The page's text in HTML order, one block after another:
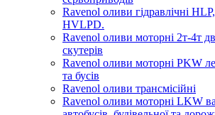
Ravenol оливи гідравлічні
HVLPD.
Ravenol оливи моторні 2т-4т
скутерів
Ravenol оливи моторні PKW
та бусів
Ravenol оливи трансмісійні
Ravenol оливи моторні LKW